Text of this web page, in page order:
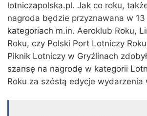
lotniczapolska.pl. Jak co roku,
nagroda będzie przyznawana w 13
kategoriach m.in. Aeroklub Roku,
Roku, czy Polski Port Lotniczy
Piknik Lotniczy w Gryźlinach
szansę na nagrodę w kategorii
Roku za szóstą edycje wydarzenia